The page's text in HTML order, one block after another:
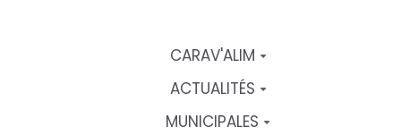
CARAV'ALIM
ACTUALITÉS
MUNICIPALES